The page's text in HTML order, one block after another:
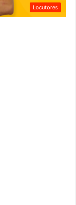
Locutores